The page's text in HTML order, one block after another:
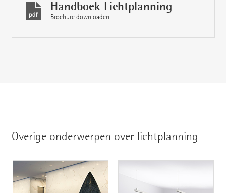
Handboek Lichtplanning
Brochure downloaden
Overige onderwerpen over lichtplanning